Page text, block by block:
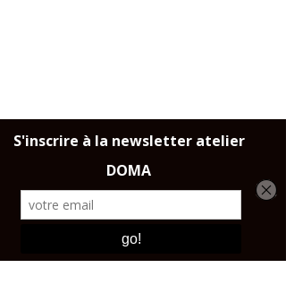
DELIVERY
Throughout France, the European
Union and Switzerland.